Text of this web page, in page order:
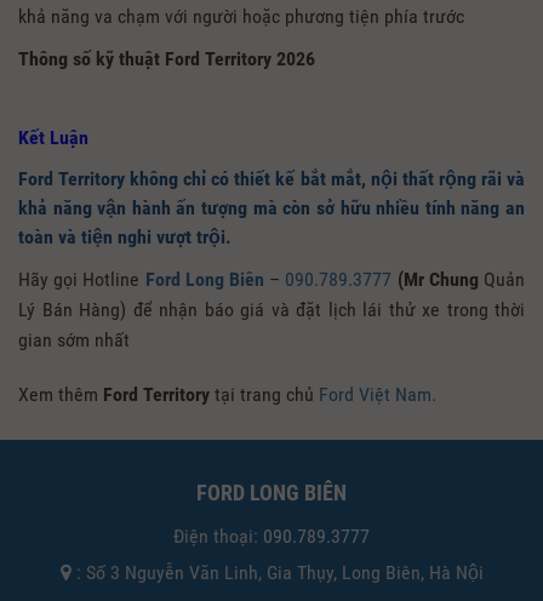
khả năng va chạm với người hoặc phương tiện phía trước
Thông số kỹ thuật Ford Territory 2026
Kết Luận
Ford Territory không chỉ có thiết kế bắt mắt, nội thất rộng rãi và
khả năng vận hành ấn tượng mà còn sở hữu nhiều tính năng an
toàn và tiện nghi vượt trội.
Hãy gọi Hotline Ford Long Biên – 090.789.3777 (Mr Chung Quản
Lý Bán Hàng) để nhận báo giá và đặt lịch lái thử xe trong thời
gian sớm nhất
Xem thêm Ford Territory tại trang chủ Ford Việt Nam.
FORD LONG BIÊN
Điện thoại: 090.789.3777
: Số 3 Nguyễn Văn Linh, Gia Thụy, Long Biên, Hà Nội